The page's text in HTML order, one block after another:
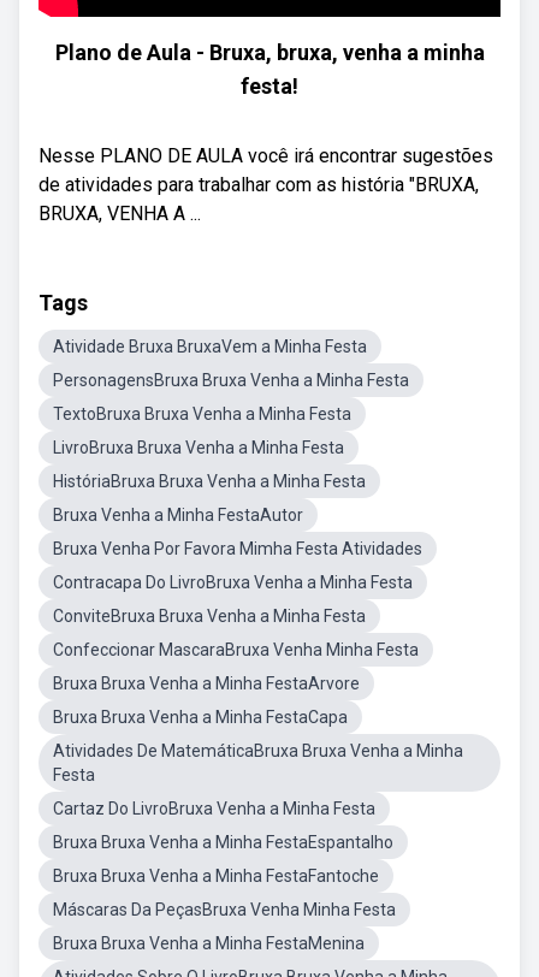
Plano de Aula - Bruxa, bruxa, venha a minha
festa!
Nesse PLANO DE AULA você irá encontrar sugestões
de atividades para trabalhar com as história "BRUXA,
BRUXA, VENHA A ...
Tags
Atividade Bruxa BruxaVem a Minha Festa
PersonagensBruxa Bruxa Venha a Minha Festa
TextoBruxa Bruxa Venha a Minha Festa
LivroBruxa Bruxa Venha a Minha Festa
HistóriaBruxa Bruxa Venha a Minha Festa
Bruxa Venha a Minha FestaAutor
Bruxa Venha Por Favora Mimha Festa Atividades
Contracapa Do LivroBruxa Venha a Minha Festa
ConviteBruxa Bruxa Venha a Minha Festa
Confeccionar MascaraBruxa Venha Minha Festa
Bruxa Bruxa Venha a Minha FestaArvore
Bruxa Bruxa Venha a Minha FestaCapa
Atividades De MatemáticaBruxa Bruxa Venha a Minha
Festa
Cartaz Do LivroBruxa Venha a Minha Festa
Bruxa Bruxa Venha a Minha FestaEspantalho
Bruxa Bruxa Venha a Minha FestaFantoche
Máscaras Da PeçasBruxa Venha Minha Festa
Bruxa Bruxa Venha a Minha FestaMenina